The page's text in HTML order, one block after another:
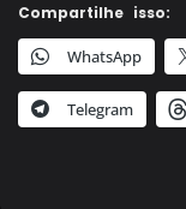
Compartilhe isso:
WhatsApp
Telegram